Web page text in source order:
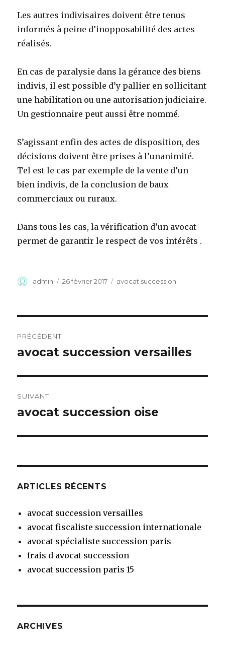
Les autres indivisaires doivent être tenus
informés à peine d’inopposabilité des actes
réalisés.
En cas de paralysie dans la gérance des biens
indivis, il est possible d’y pallier en sollicitant
une habilitation ou une autorisation judiciaire.
Un gestionnaire peut aussi être nommé.
S’agissant enfin des actes de disposition, des
décisions doivent être prises à l’unanimité.
Tel est le cas par exemple de la vente d’un
bien indivis, de la conclusion de baux
commerciaux ou ruraux.
Dans tous les cas, la vérification d’un avocat
permet de garantir le respect de vos intérêts .
Auteur
admin
Publié
26 février 2017 Catégories
avocat succession
de
PRÉCÉDENT
Article
avocat succession versailles
SUIVANT
Article
avocat succession oise
ARTICLES RÉCENTS
avocat succession versailles
avocat fiscaliste succession internationale
avocat spécialiste succession paris
frais d avocat succession
avocat succession paris 15
ARCHIVES